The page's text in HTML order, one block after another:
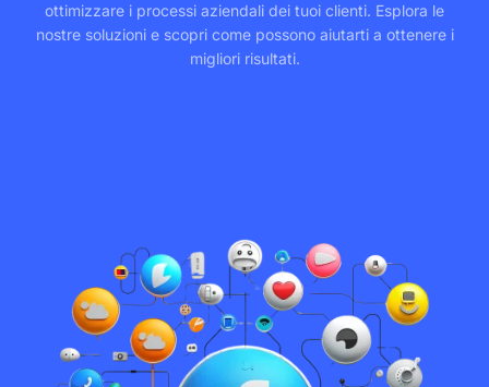
ottimizzare i processi aziendali dei tuoi clienti. Esplora le
nostre soluzioni e scopri come possono aiutarti a ottenere i
migliori risultati.